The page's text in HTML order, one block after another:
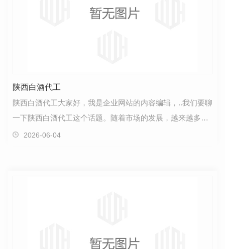
陕西白酒代工
陕西白酒代工大家好，我是企业网站的内容编辑，..我们要聊
一下陕西白酒代工这个话题。随着市场的发展，越来越多的
公司开始意识到代工对于扩大业务范围和提高生产效…
2026-06-04